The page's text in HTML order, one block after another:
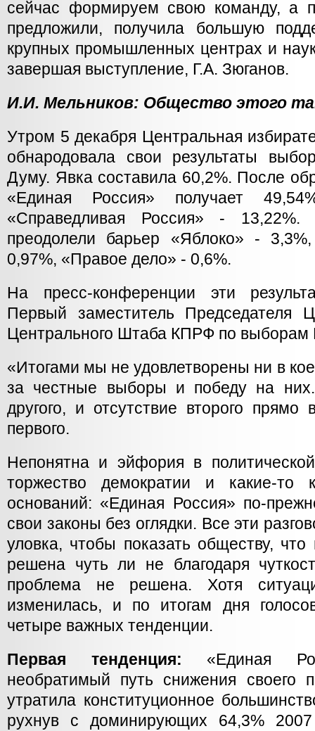
сейчас формируем свою команду, а
предложили, получила большую
крупных промышленных центрах и
завершая выступление, Г.А. Зюганов.
И.И. Мельников: Общество этого
Утром 5 декабря Центральная
обнародовала свои результаты
Думу. Явка составила 60,2%. После
«Единая Россия» получает
«Справедливая Россия» -
преодолели барьер «Яблоко» -
0,97%, «Правое дело» - 0,6%.
На пресс-конференции эти
Первый заместитель Председателя
Центрального Штаба КПРФ по
«Итогами мы не удовлетворены ни в
за честные выборы и победу на
другого, и отсутствие второго прямо
первого.
Непонятна и эйфория в
торжество демократии и какие-то
оснований: «Единая Россия» по-
свои законы без оглядки. Все эти
уловка, чтобы показать обществу,
решена чуть ли не благодаря
проблема не решена. Хотя
изменилась, и по итогам дня
четыре важных тенденции.
Первая тенденция: «Единая
необратимый путь снижения своего
утратила конституционное
рухнув с доминирующих 64,3%